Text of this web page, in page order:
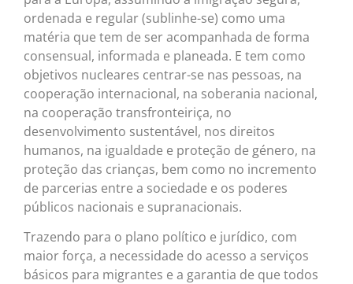
ordenada e regular (sublinhe-se) como uma
matéria que tem de ser acompanhada de forma
consensual, informada e planeada. E tem como
objetivos nucleares centrar-se nas pessoas, na
cooperação internacional, na soberania nacional,
na cooperação transfronteiriça, no
desenvolvimento sustentável, nos direitos
humanos, na igualdade e proteção de género, na
proteção das crianças, bem como no incremento
de parcerias entre a sociedade e os poderes
públicos nacionais e supranacionais.
Trazendo para o plano político e jurídico, com
maior força, a necessidade do acesso a serviços
básicos para migrantes e a garantia de que todos